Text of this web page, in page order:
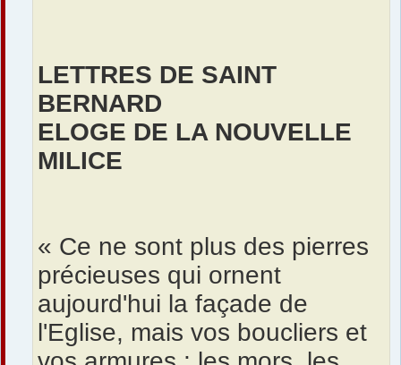
LETTRES DE SAINT
BERNARD
ELOGE DE LA NOUVELLE
MILICE
« Ce ne sont plus des pierres
précieuses qui ornent
aujourd'hui la façade de
l'Eglise, mais vos boucliers et